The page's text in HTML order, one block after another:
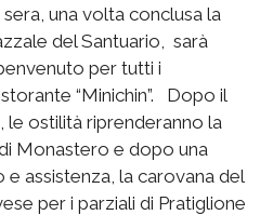
una volta conclusa la
del Santuario, sarà
per tutti i
“Minichin”. Dopo il
le ostilità riprenderanno la
Monastero e dopo una
assistenza, la carovana del
per i parziali di Pratiglione